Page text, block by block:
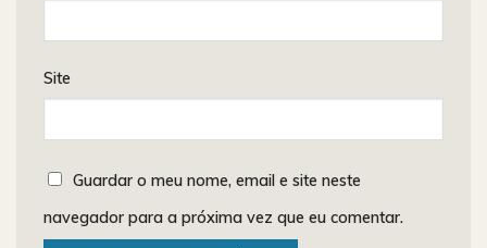
Site
Guardar o meu nome, email e site neste
navegador para a próxima vez que eu comentar.